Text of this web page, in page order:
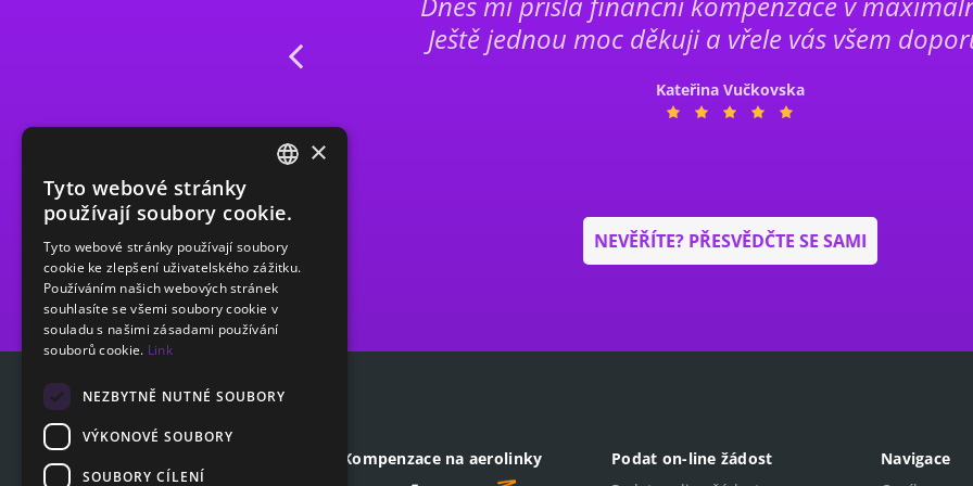
Ještě jednou moc děkuji a vřele vás všem
Kateřina Vučkovska
NEVĚŘÍTE? PŘESVĚDČTE SE SAMI
Kompenzace na aerolinky
Podat on-line žádost
Navigace
SLOVAK
×
Tyto webové stránky
používají soubory cookie.
Tyto webové stránky používají soubory
cookie ke zlepšení uživatelského zážitku.
Používáním našich webových stránek
souhlasíte se všemi soubory cookie v
souladu s našimi zásadami používání
souborů cookie. Link
NEZBYTNĚ NUTNÉ SOUBORY
VÝKONOVÉ SOUBORY
SOUBORY CÍLENÍ